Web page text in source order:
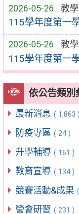
2026-05-26 教
115學年度第一
2026-05-26 教
115學年度第一
依公告類別
最新消息 ( 1,863 )
防疫專區 ( 24 )
升學輔導 ( 161 )
教育宣導 ( 134 )
競賽活動&成果
營會研習 ( 231 )